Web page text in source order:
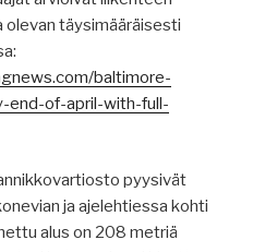
olevan täysimääräisesti
baltimore-
end-of-april-with-full-
pyysivät
ja ajelehtiessa kohti
alus on 208 metriä